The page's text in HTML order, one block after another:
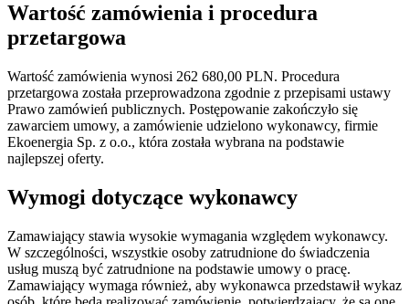
Wartość zamówienia i procedura
przetargowa
Wartość zamówienia wynosi 262 680,00 PLN. Procedura
przetargowa została przeprowadzona zgodnie z przepisami ustawy
Prawo zamówień publicznych. Postępowanie zakończyło się
zawarciem umowy, a zamówienie udzielono wykonawcy, firmie
Ekoenergia Sp. z o.o., która została wybrana na podstawie
najlepszej oferty.
Wymogi dotyczące wykonawcy
Zamawiający stawia wysokie wymagania względem wykonawcy.
W szczególności, wszystkie osoby zatrudnione do świadczenia
usług muszą być zatrudnione na podstawie umowy o pracę.
Zamawiający wymaga również, aby wykonawca przedstawił wykaz